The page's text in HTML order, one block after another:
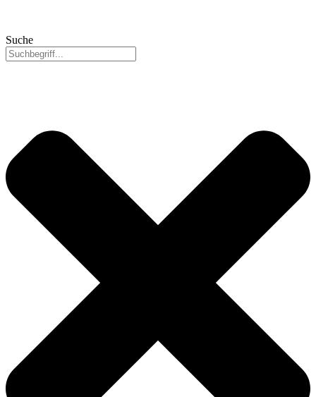
Suche